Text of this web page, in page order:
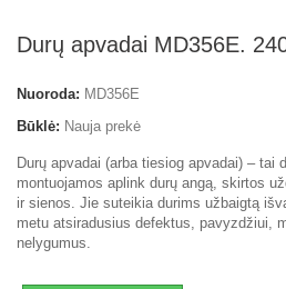
Durų apvadai MD356E.
Nuoroda: MD356E
Būklė: Nauja prekė
Durų apvadai (arba tiesiog apvadai) – tai
montuojamos aplink durų angą, skirtos
ir sienos. Jie suteikia durims užbaigtą
metu atsiradusius defektus, pavyzdžiui,
nelygumus.